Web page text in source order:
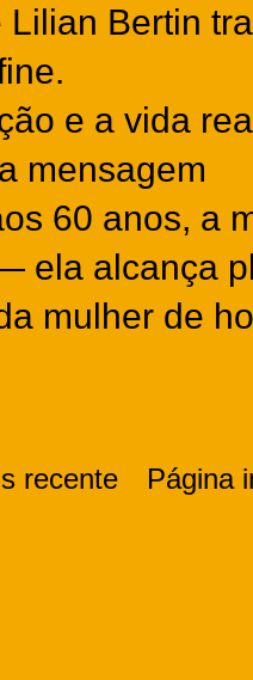
Lilian Bertin
e a vida
mensagem
60 anos, a
ela alcança
mulher de
recente Página